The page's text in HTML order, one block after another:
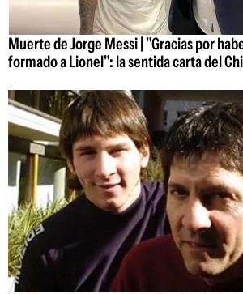
Muerte de Jorge Messi | "Gracias por
formado a Lionel": la sentida carta del